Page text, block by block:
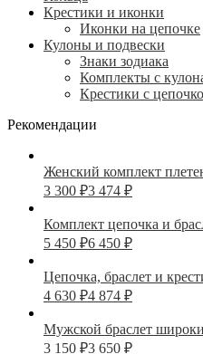
Крестики и иконки
Иконки на цепочке
Кулоны и подвески
Знаки зодиака
Комплекты с
Крестики с
Рекомендации
Женский комплект
3 300 ₽3 474 ₽
Комплект цепочка и
5 450 ₽6 450 ₽
Цепочка, браслет и
4 630 ₽4 874 ₽
Мужской браслет
3 150 ₽3 650 ₽